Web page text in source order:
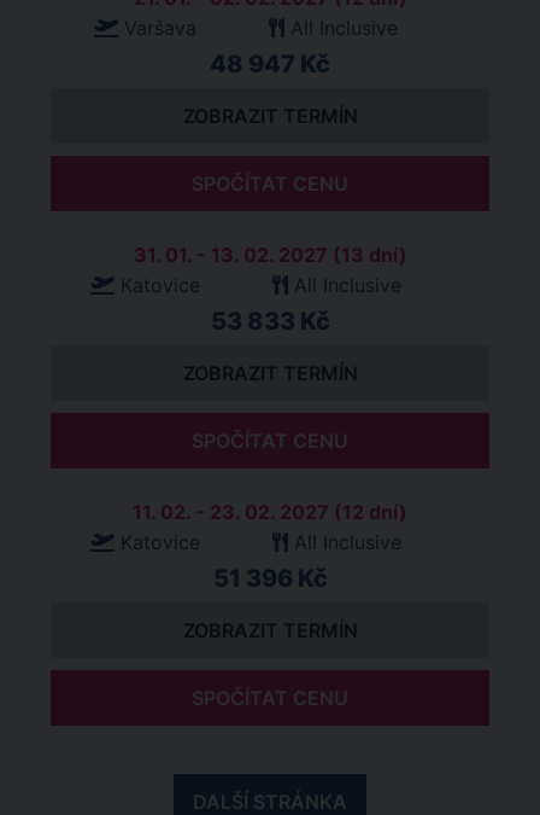
Varšava
All Inclusive
48 947 Kč
ZOBRAZIT TERMÍN
SPOČÍTAT CENU
31. 01. - 13. 02. 2027 (13 dní)
Katovice
All Inclusive
53 833 Kč
ZOBRAZIT TERMÍN
SPOČÍTAT CENU
11. 02. - 23. 02. 2027 (12 dní)
Katovice
All Inclusive
51 396 Kč
ZOBRAZIT TERMÍN
SPOČÍTAT CENU
DALŠÍ STRÁNKA